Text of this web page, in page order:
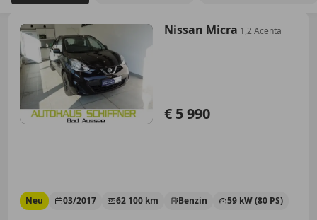
Nissan Micra 1,2 Acenta
€ 5 990
Neu 03/2017 62 100 km Benzin 59 kW (80 PS)